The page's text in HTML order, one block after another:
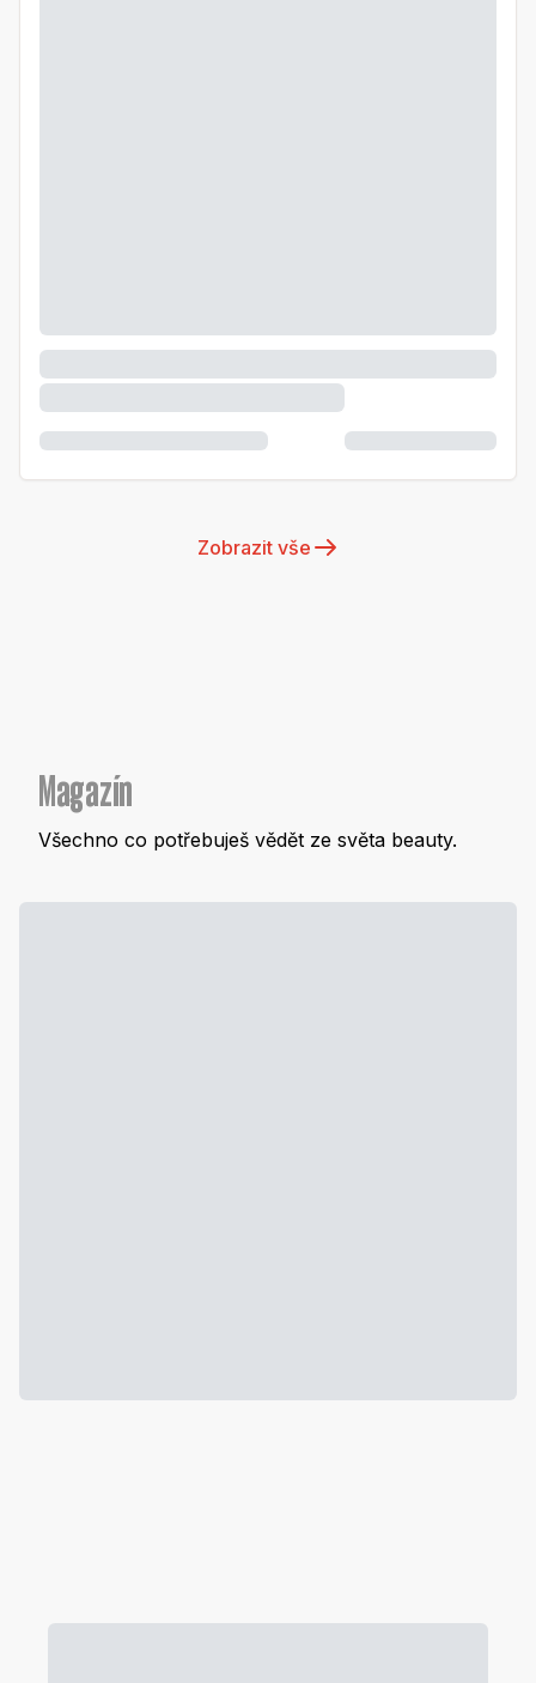
Zobrazit vše
Magazín
Všechno co potřebuješ vědět ze světa beauty.